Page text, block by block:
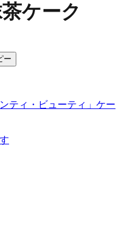
ケーク
ー
ティ・ビューティ」ケー